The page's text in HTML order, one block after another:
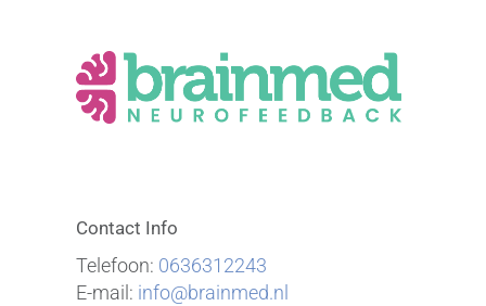
Contact Info
Telefoon: 0636312243
E-mail: info@brainmed.nl